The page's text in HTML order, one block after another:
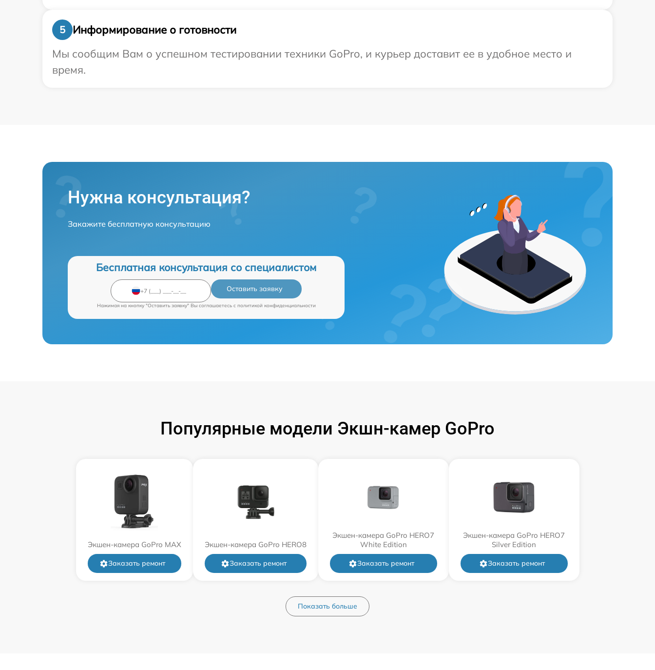
5
Информирование о готовности
Мы сообщим Вам о успешном тестировании техники GoPro, и курьер доставит ее в удобное место и
время.
Нужна консультация?
Закажите бесплатную консультацию
Бесплатная консультация со специалистом
Оставить заявку
Нажимая на кнопку "Оставить заявку" Вы соглашаетесь c политикой конфиденциальности
Популярные модели Экшн-камер GoPro
Экшен-камера GoPro MAX
Заказать ремонт
Экшен-камера GoPro HERO8
Заказать ремонт
Экшен-камера GoPro HERO7
White Edition
Заказать ремонт
Экшен-камера GoPro HERO7
Silver Edition
Заказать ремонт
Показать больше